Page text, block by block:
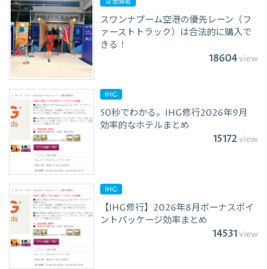
スワンナプーム空港の優先レーン（フ
ァーストトラック）は合法的に購入で
きる！
18604view
IHG
50秒でわかる。IHG修行2026年9月
効率的なホテルまとめ
15172 view
IHG
【IHG修行】2026年8月ボーナスポイ
ントパッケージ効率まとめ
14531view